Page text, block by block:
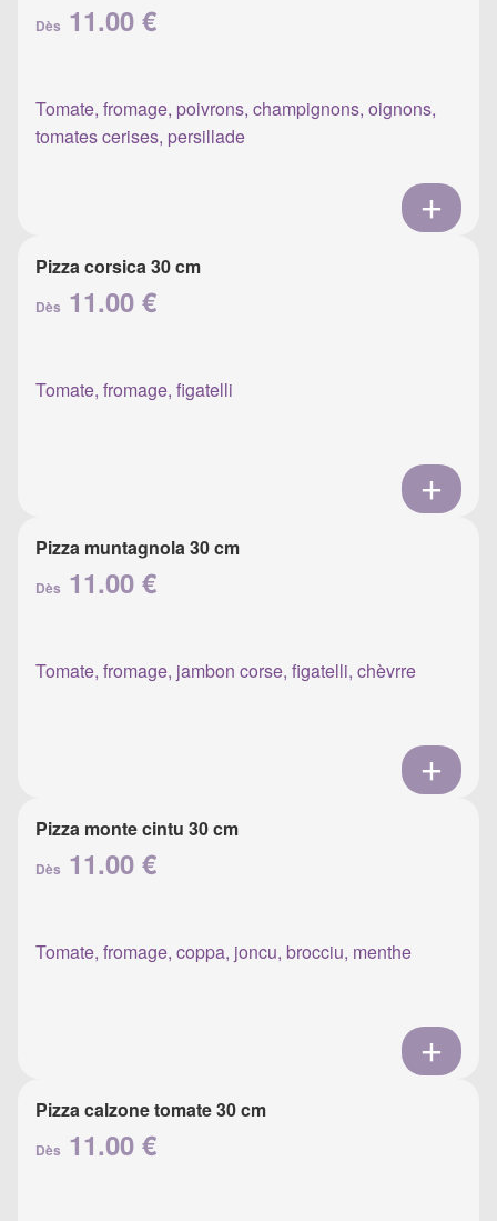
Dès 11.00 €
Tomate, fromage, poivrons, champignons, oignons,
tomates cerises, persillade
Pizza corsica 30 cm
Dès 11.00 €
Tomate, fromage, figatelli
Pizza muntagnola 30 cm
Dès 11.00 €
Tomate, fromage, jambon corse, figatelli, chèvrre
Pizza monte cintu 30 cm
Dès 11.00 €
Tomate, fromage, coppa, joncu, brocciu, menthe
Pizza calzone tomate 30 cm
Dès 11.00 €